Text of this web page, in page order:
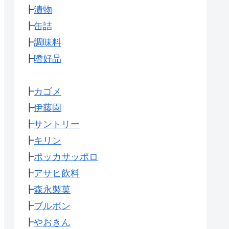
┣漬物
┣缶詰
┣調味料
┣嗜好品
┣カゴメ
┣伊藤園
┣サントリー
┣キリン
┣ポッカサッポロ
┣アサヒ飲料
┣森永製菓
┣ブルボン
┣やおきん